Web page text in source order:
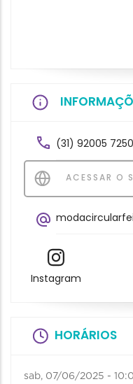
(31) 92005 7250
ACESSAR O
Instagram
HORÁRIOS
sab, 07/06/2025 -